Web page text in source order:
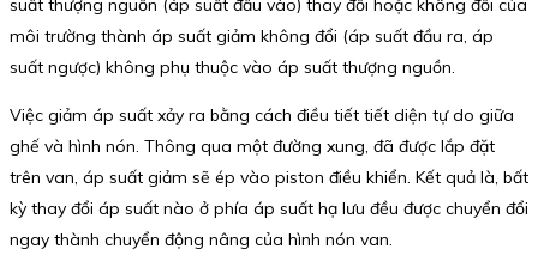
suất thượng nguồn (áp suất đầu vào) thay đổi hoặc không đổi của
môi trường thành áp suất giảm không đổi (áp suất đầu ra, áp
suất ngược) không phụ thuộc vào áp suất thượng nguồn.
Việc giảm áp suất xảy ra bằng cách điều tiết tiết diện tự do giữa
ghế và hình nón. Thông qua một đường xung, đã được lắp đặt
trên van, áp suất giảm sẽ ép vào piston điều khiển. Kết quả là, bất
kỳ thay đổi áp suất nào ở phía áp suất hạ lưu đều được chuyển đổi
ngay thành chuyển động nâng của hình nón van.